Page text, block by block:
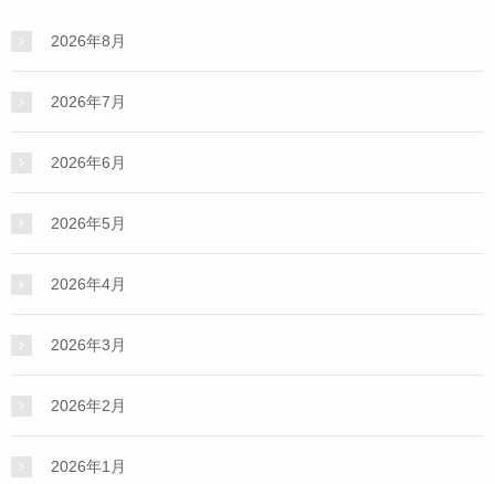
2026年8月
2026年7月
2026年6月
2026年5月
2026年4月
2026年3月
2026年2月
2026年1月